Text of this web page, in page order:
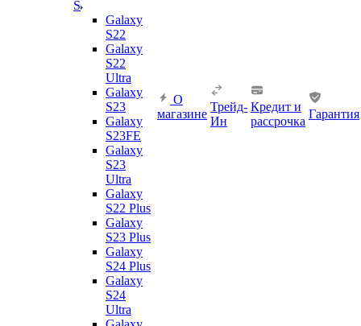
S
Galaxy
S22
Galaxy
S22
Ultra
Galaxy
S23
Galaxy
S23FE
Galaxy
S23
Ultra
Galaxy
S22 Plus
Galaxy
S23 Plus
Galaxy
S24 Plus
Galaxy
S24
Ultra
О
магазине
Трейд-
Ин
Кредит и
рассрочка
Гарантия